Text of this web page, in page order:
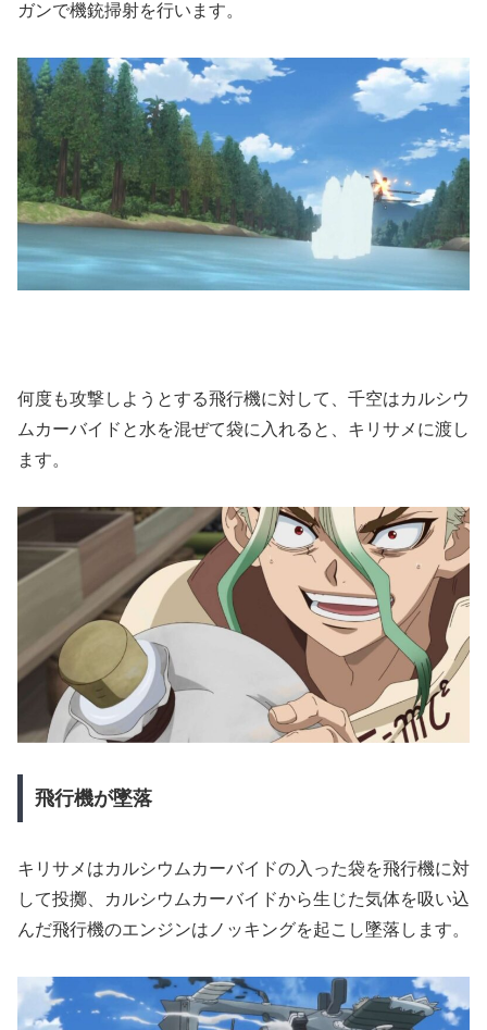
ガンで機銃掃射を行います。
何度も攻撃しようとする飛行機に対して、千空はカルシウ
ムカーバイドと水を混ぜて袋に入れると、キリサメに渡し
ます。
飛行機が墜落
キリサメはカルシウムカーバイドの入った袋を飛行機に対
して投擲、カルシウムカーバイドから生じた気体を吸い込
んだ飛行機のエンジンはノッキングを起こし墜落します。